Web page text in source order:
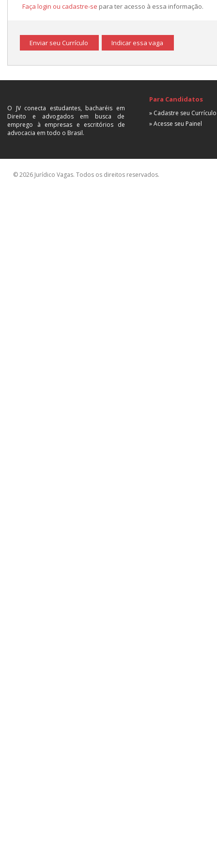
Faça login ou cadastre-se para ter acesso à essa informação.
Enviar seu Currículo Indicar essa vaga
O JV conecta estudantes, bacharéis em
Direito e advogados em busca de
emprego à empresas e escritórios de
advocacia em todo o Brasil.
Para Candidatos
» Cadastre seu Currículo
» Acesse seu Painel
© 2026 Jurídico Vagas. Todos os direitos reservados.